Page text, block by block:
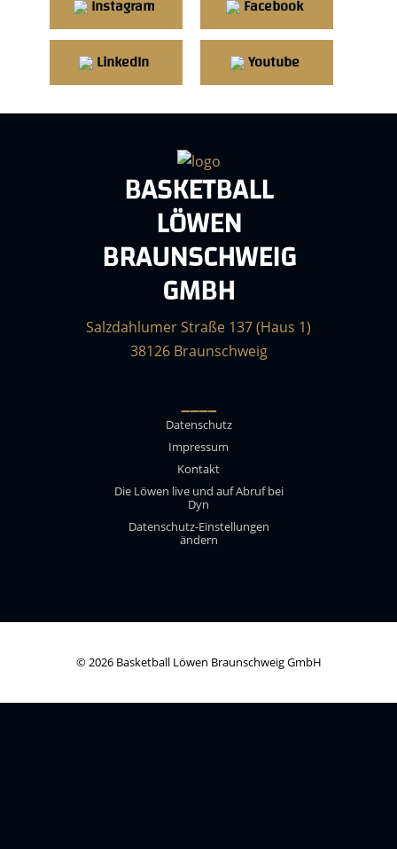
Instagram Facebook
LinkedIn Youtube
BASKETBALL
LÖWEN
BRAUNSCHWEIG
GMBH
Salzdahlumer Straße 137 (Haus 1)
38126 Braunschweig
____
Datenschutz
Impressum
Kontakt
Die Löwen live und auf Abruf bei
Dyn
Datenschutz-Einstellungen
ändern
© 2026 Basketball Löwen Braunschweig GmbH